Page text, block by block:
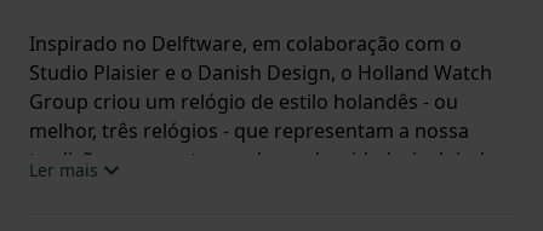
Inspirado no Delftware, em colaboração com o
Studio Plaisier e o Danish Design, o Holland Watch
Group criou um relógio de estilo holandês - ou
melhor, três relógios - que representam a nossa
tradição com um toque de modernidade, incluindo
Ler mais